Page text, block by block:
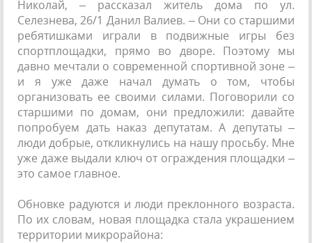
Николай, – рассказал житель дома по ул.
Селезнева, 26/1 Данил Валиев. – Они со старшими
ребятишками играли в подвижные игры без
спортплощадки, прямо во дворе. Поэтому мы
давно мечтали о современной спортивной зоне –
и я уже даже начал думать о том, чтобы
организовать ее своими силами. Поговорили со
старшими по домам, они предложили: давайте
попробуем дать наказ депутатам. А депутаты –
люди добрые, откликнулись на нашу просьбу. Мне
уже даже выдали ключ от ограждения площадки –
это самое главное.
Обновке радуются и люди преклонного возраста.
По их словам, новая площадка стала украшением
территории микрорайона: